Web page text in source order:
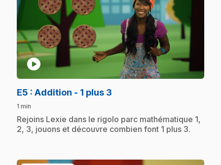
play_circle
E5 : Addition - 1 plus 3
1 min
.Rejoins Lexie dans le rigolo parc mathématique 1,
2, 3, jouons et découvre combien font 1 plus 3.